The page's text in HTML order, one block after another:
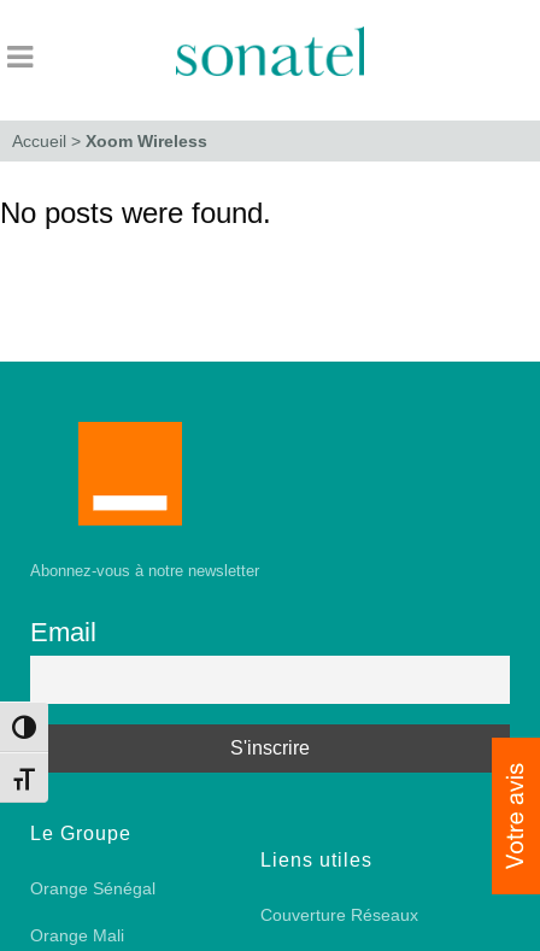
Toggle High Contrast
Toggle Font size
Accueil > Xoom Wireless
No posts were found.
Abonnez-vous à notre newsletter
Email
Le Groupe
Orange Sénégal
Orange Mali
Liens utiles
Couverture Réseaux